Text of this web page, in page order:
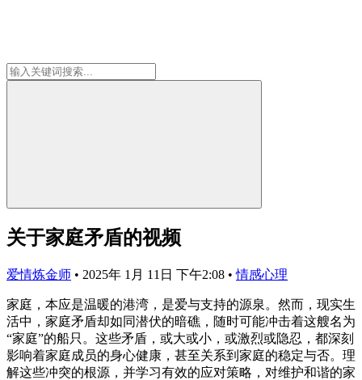
关于家庭矛盾的视频
爱情炼金师 • 2025年 1月 11日 下午2:08 • 情感心理
家庭，本应是温暖的港湾，是爱与支持的源泉。然而，现实生
活中，家庭矛盾却如同潜伏的暗礁，随时可能冲击着这艘名为
“家庭”的船只。这些矛盾，或大或小，或激烈或隐忍，都深刻
影响着家庭成员的身心健康，甚至关系到家庭的稳定与否。理
解这些冲突的根源，并学习有效的应对策略，对维护和谐的家